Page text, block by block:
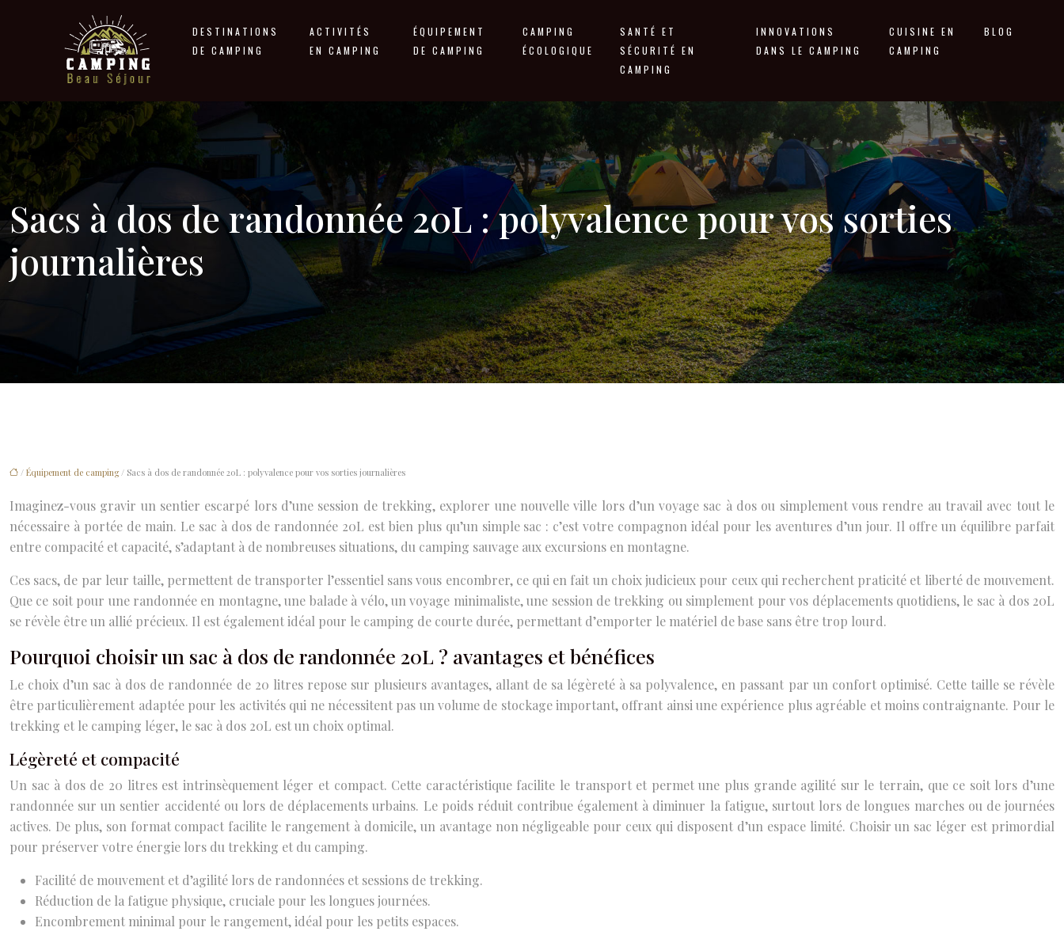
DESTINATIONS
DE CAMPING
ACTIVITÉS
EN CAMPING
ÉQUIPEMENT
DE CAMPING
CAMPING
ÉCOLOGIQUE
SANTÉ ET
SÉCURITÉ EN
CAMPING
INNOVATIONS
DANS LE CAMPING
CUISINE EN
CAMPING
BLOG
Sacs à dos de randonnée 20L : polyvalence pour vos sorties
journalières
/ Équipement de camping/ Sacs à dos de randonnée 20L : polyvalence pour vos sorties journalières
Imaginez-vous gravir un sentier escarpé lors d’une session de trekking, explorer une nouvelle ville lors d’un voyage sac à dos ou simplement vous rendre au travail avec tout le
nécessaire à portée de main. Le sac à dos de randonnée 20L est bien plus qu’un simple sac : c’est votre compagnon idéal pour les aventures d’un jour. Il offre un équilibre parfait
entre compacité et capacité, s’adaptant à de nombreuses situations, du camping sauvage aux excursions en montagne.
Ces sacs, de par leur taille, permettent de transporter l’essentiel sans vous encombrer, ce qui en fait un choix judicieux pour ceux qui recherchent praticité et liberté de mouvement.
Que ce soit pour une randonnée en montagne, une balade à vélo, un voyage minimaliste, une session de trekking ou simplement pour vos déplacements quotidiens, le sac à dos 20L
se révèle être un allié précieux. Il est également idéal pour le camping de courte durée, permettant d’emporter le matériel de base sans être trop lourd.
Pourquoi choisir un sac à dos de randonnée 20L ? avantages et bénéfices
Le choix d’un sac à dos de randonnée de 20 litres repose sur plusieurs avantages, allant de sa légèreté à sa polyvalence, en passant par un confort optimisé. Cette taille se révèle
être particulièrement adaptée pour les activités qui ne nécessitent pas un volume de stockage important, offrant ainsi une expérience plus agréable et moins contraignante. Pour le
trekking et le camping léger, le sac à dos 20L est un choix optimal.
Légèreté et compacité
Un sac à dos de 20 litres est intrinsèquement léger et compact. Cette caractéristique facilite le transport et permet une plus grande agilité sur le terrain, que ce soit lors d’une
randonnée sur un sentier accidenté ou lors de déplacements urbains. Le poids réduit contribue également à diminuer la fatigue, surtout lors de longues marches ou de journées
actives. De plus, son format compact facilite le rangement à domicile, un avantage non négligeable pour ceux qui disposent d’un espace limité. Choisir un sac léger est primordial
pour préserver votre énergie lors du trekking et du camping.
Facilité de mouvement et d’agilité lors de randonnées et sessions de trekking.
Réduction de la fatigue physique, cruciale pour les longues journées.
Encombrement minimal pour le rangement, idéal pour les petits espaces.